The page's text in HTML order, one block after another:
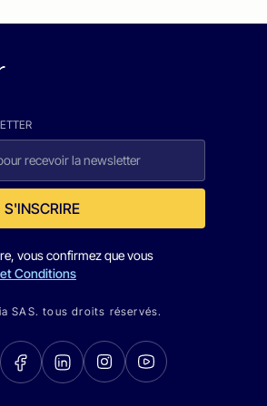
S'INSCRIRE
vous confirmez que vous
Conditions
SAS. tous droits réservés.